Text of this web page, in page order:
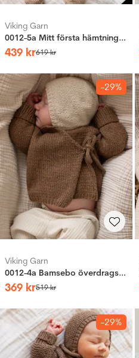
Viking Garn
0012-5a Mitt första hämtningsset
439 kr619kr
-29%
Viking Garn
0012-4a Bamsebo överdragströja och mössa
369 kr519kr
-29%